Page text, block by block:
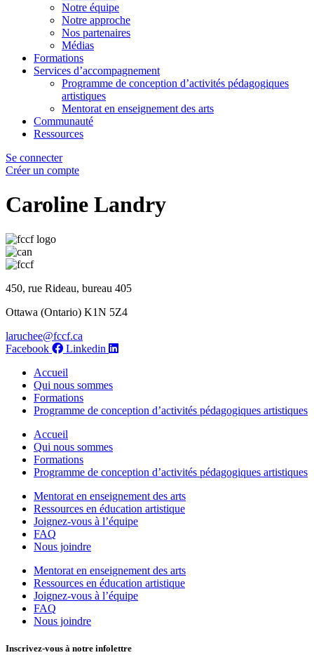
Notre équipe
Notre approche
Nos partenaires
Médias
Formations
Services d’accompagnement
Programme de conception d’activités pédagogiques
artistiques
Mentorat en enseignement des arts
Communauté
Ressources
Se connecter
Créer un compte
Caroline Landry
450, rue Rideau, bureau 405
Ottawa (Ontario) K1N 5Z4
laruchee@fccf.ca
Facebook
Linkedin
Accueil
Qui nous sommes
Formations
Programme de conception d’activités pédagogiques artistiques
Accueil
Qui nous sommes
Formations
Programme de conception d’activités pédagogiques artistiques
Mentorat en enseignement des arts
Ressources en éducation artistique
Joignez-vous à l’équipe
FAQ
Nous joindre
Mentorat en enseignement des arts
Ressources en éducation artistique
Joignez-vous à l’équipe
FAQ
Nous joindre
Inscrivez-vous à notre infolettre